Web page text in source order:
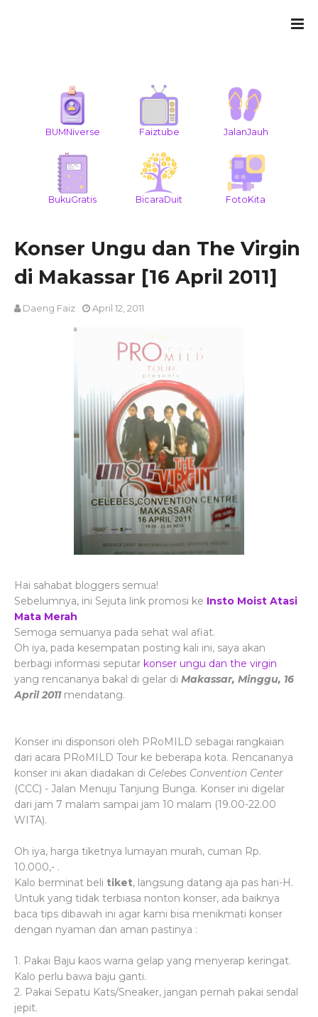
BUMNiverse Faiztube JalanJauh
BukuGratis BicaraDuit FotoKita
Konser Ungu dan The Virgin
di Makassar [16 April 2011]
Daeng Faiz April 12, 2011
Hai sahabat bloggers semua!
Sebelumnya, ini Sejuta link promosi ke Insto Moist Atasi
Mata Merah
Semoga semuanya pada sehat wal afiat.
Oh iya, pada kesempatan posting kali ini, saya akan
berbagi informasi seputar konser ungu dan the virgin
yang rencananya bakal di gelar di Makassar, Minggu, 16
April 2011mendatang.
Konser ini disponsori oleh PRoMILD sebagai rangkaian
dari acara PRoMILD Tour ke beberapa kota. Rencananya
konser ini akan diadakan di Celebes Convention Center
(CCC) - Jalan Menuju Tanjung Bunga. Konser ini digelar
dari jam 7 malam sampai jam 10 malam (19.00-22.00
WITA).
Oh iya, harga tiketnya lumayan murah, cuman Rp.
10.000,- .
Kalo berminat beli tiket, langsung datang aja pas hari-H.
Untuk yang tidak terbiasa nonton konser, ada baiknya
baca tips dibawah ini agar kami bisa menikmati konser
dengan nyaman dan aman pastinya :
1. Pakai Baju kaos warna gelap yang menyerap keringat.
Kalo perlu bawa baju ganti.
2. Pakai Sepatu Kats/Sneaker, jangan pernah pakai sendal
jepit.